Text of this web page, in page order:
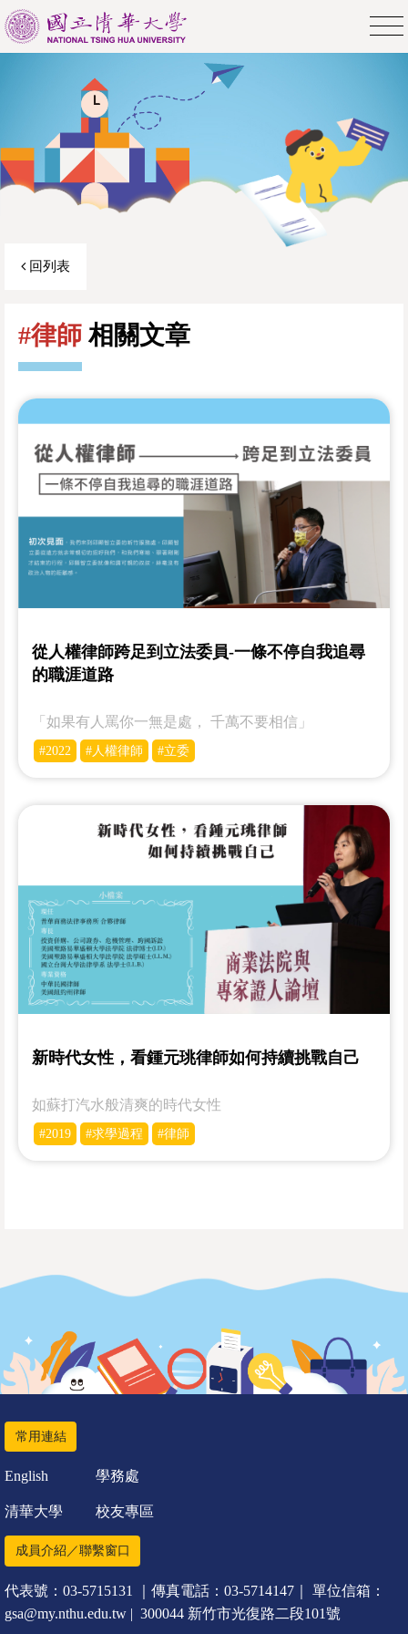
回列表
#律師 相關文章
從人權律師跨足到立法委員-一條不停自我追尋
的職涯道路
「如果有人罵你一無是處， 千萬不要相信」
#2022 #人權律師 #立委
新時代女性，看鍾元珧律師如何持續挑戰自己
如蘇打汽水般清爽的時代女性
#2019 #求學過程 #律師
常用連結
English 學務處
清華大學 校友專區
成員介紹／聯繫窗口
代表號：03-5715131 ｜傳真電話：03-5714147｜ 單位信箱：
gsa@my.nthu.edu.tw | 300044 新竹市光復路二段101號